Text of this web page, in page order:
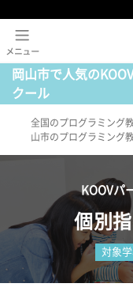
岡山市で人気の
クール
全国のプログラミング
山市のプログラミング
KOOVパ
個別
対象